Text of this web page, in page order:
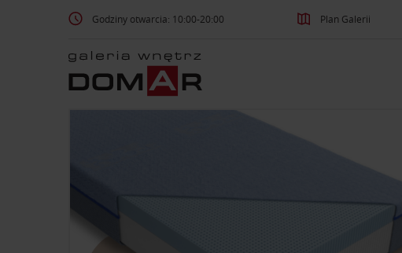
Godziny otwarcia: 10:00-20:00 Plan Galerii